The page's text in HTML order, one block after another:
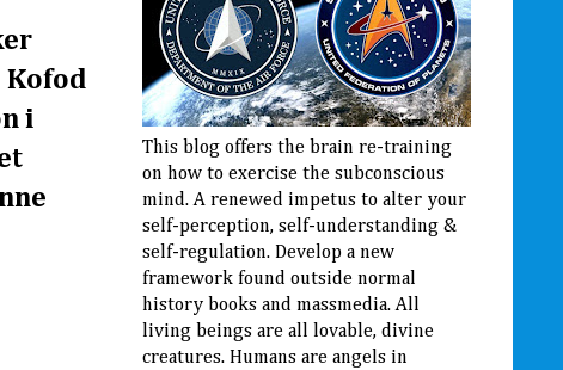
Kofod
i
This blog offers the brain re-training
on how to exercise the subconscious
mind. A renewed impetus to alter your
self-perception, self-understanding &
self-regulation. Develop a new
framework found outside normal
history books and massmedia. All
living beings are all lovable, divine
creatures. Humans are angels in